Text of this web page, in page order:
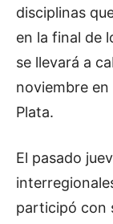
disciplinas
en la final de
se llevará a
noviembre en
Plata.
El pasado
participó con